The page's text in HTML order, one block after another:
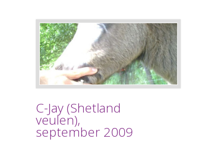
C-Jay (Shetland
veulen),
september 2009